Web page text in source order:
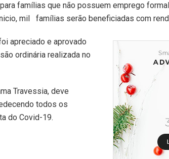
famílias que não possuem emprego
mil
famílias serão beneficiadas com
apreciado e aprovado
ordinária realizada no
Travessia, deve
todos os
do Covid-19.